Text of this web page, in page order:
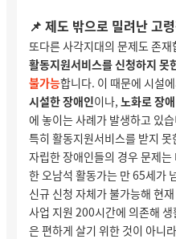
📌 제도 밖으로 밀려난 고
또다른 사각지대의 문제도 존
활동지원서비스를 신청하지 못
불가능합니다. 이 때문에 시설
시설한 장애인이나, 노화로 장
에 놓이는 사례가 발생하고 있
특히 활동지원서비스를 받지 못
자립한 장애인들의 경우 문제
한 오남석 활동가는 만 65세가
신규 신청 자체가 불가능해 현
사업 지원 200시간에 의존해
은 편하게 살기 위한 것이 아니라